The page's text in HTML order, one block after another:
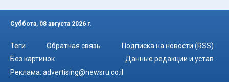
Суббота, 08 августа 2026 г.
Теги Обратная связь
Подписка на новости (RSS)
Без картинок
Данные редакции и устав
Реклама: advertising@newsru.co.il